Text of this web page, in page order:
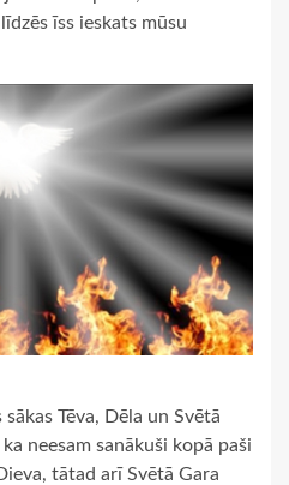
īss ieskats mūsu
Tēva, Dēla un Svētā
neesam sanākuši kopā paši
tātad arī Svētā Gara